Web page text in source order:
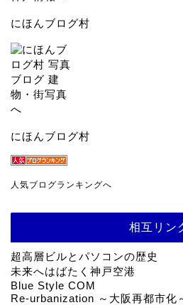
にほんブログ村
にほんブログ村
人気ブログランキングへ
相互リン
超高層ビルとパソコンの歴史
未来へはばたく神戸空港
Blue Style COM
Re-urbanization ～大阪再都市化